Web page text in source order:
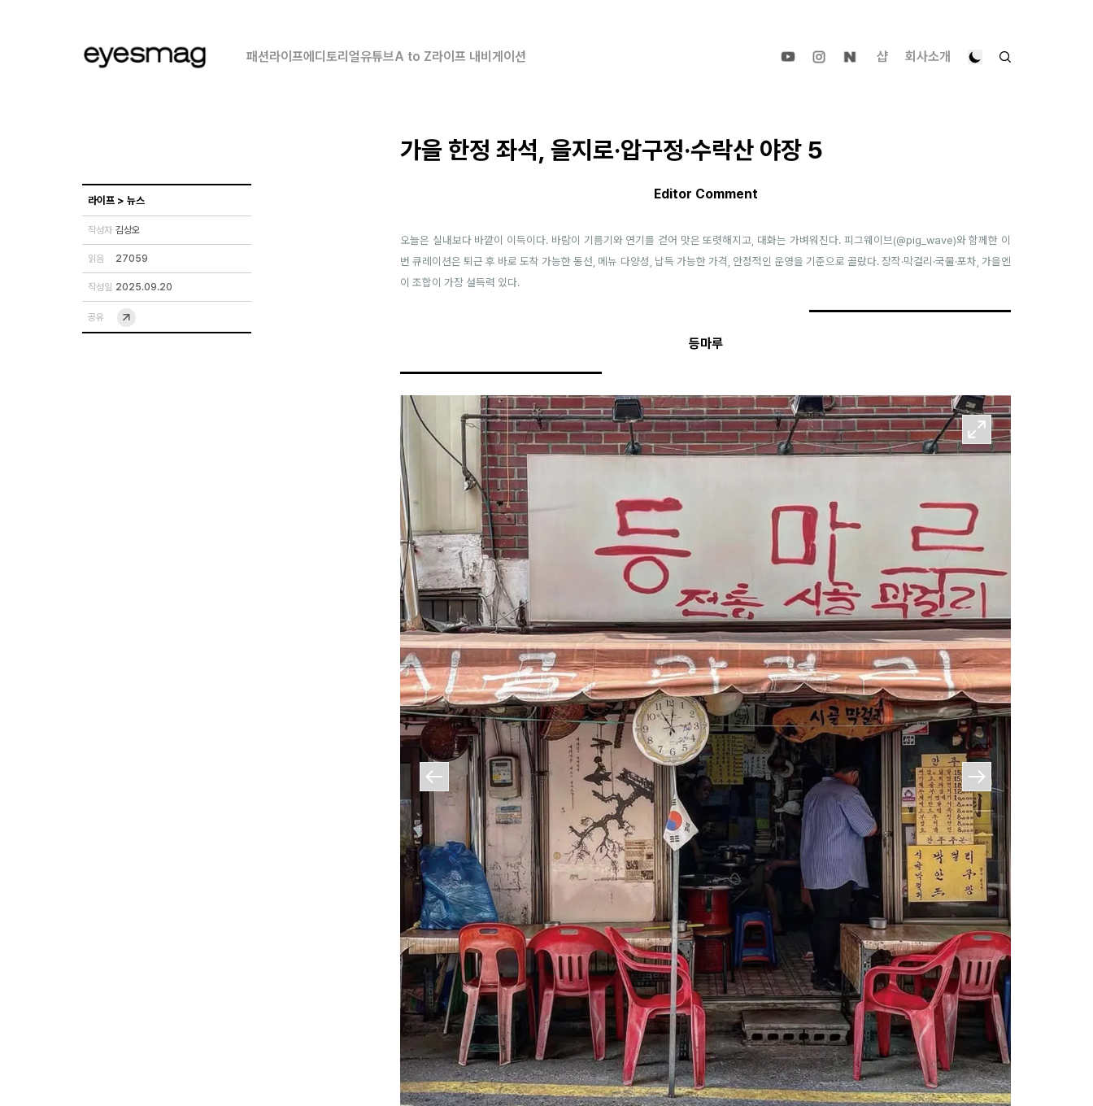
패션라이프에디토리얼유튜브A to Z라이프 내비게이션 샵 회사소개
가을 한정 좌석, 을지로·압구정·수락산 야장 5
라이프 > 뉴스
작성자 김상오
읽음 27059
작성일 2025.09.20
공유
Editor Comment
오늘은 실내보다 바깥이 이득이다. 바람이 기름기와 연기를 걷어 맛은 또렷해지고, 대화는 가벼워진다. 피그웨이브(@pig_wave)와 함께한 이
번 큐레이션은 퇴근 후 바로 도착 가능한 동선, 메뉴 다양성, 납득 가능한 가격, 안정적인 운영을 기준으로 골랐다. 장작·막걸리·국물·포차, 가을엔
이 조합이 가장 설득력 있다.
등마루